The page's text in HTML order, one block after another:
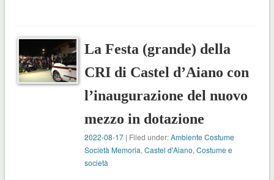
La Festa (grande) della
CRI di Castel d’Aiano con
l’inaugurazione del nuovo
mezzo in dotazione
2022-08-17 | Filed under:Ambiente Costume
Società Memoria,Castel d'Aiano,Costume e
società